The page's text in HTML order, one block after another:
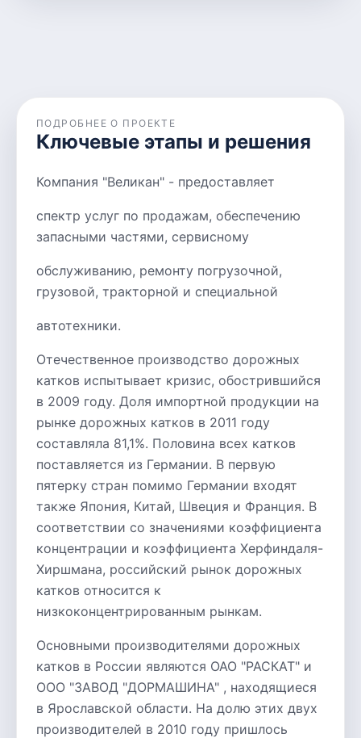
ПОДРОБНЕЕ О ПРОЕКТЕ
Ключевые этапы и решения
Компания "Великан" - предоставляет
спектр услуг по продажам, обеспечению
запасными частями, сервисному
обслуживанию, ремонту погрузочной,
грузовой, тракторной и специальной
автотехники.
Отечественное производство дорожных
катков испытывает кризис, обострившийся
в 2009 году. Доля импортной продукции на
рынке дорожных катков в 2011 году
составляла 81,1%. Половина всех катков
поставляется из Германии. В первую
пятерку стран помимо Германии входят
также Япония, Китай, Швеция и Франция. В
соответствии со значениями коэффициента
концентрации и коэффициента Херфиндаля-
Хиршмана, российский рынок дорожных
катков относится к
низкоконцентрированным рынкам.
Основными производителями дорожных
катков в России являются ОАО "РАСКАТ" и
ООО "ЗАВОД "ДОРМАШИНА" , находящиеся
в Ярославской области. На долю этих двух
производителей в 2010 году пришлось